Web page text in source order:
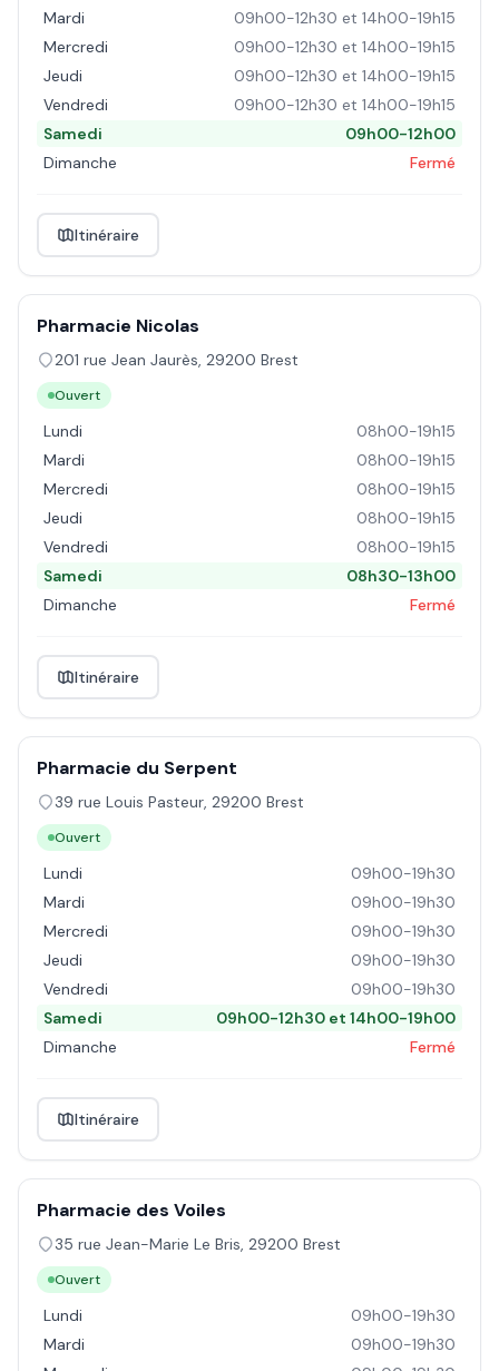
Mardi
09h00-12h30 et 14h00-19h15
Mercredi
09h00-12h30 et 14h00-19h15
Jeudi
09h00-12h30 et 14h00-19h15
Vendredi
09h00-12h30 et 14h00-19h15
Samedi
09h00-12h00
Dimanche
Fermé
Itinéraire
Pharmacie Nicolas
201 rue Jean Jaurès, 29200 Brest
Ouvert
Lundi
08h00-19h15
Mardi
08h00-19h15
Mercredi
08h00-19h15
Jeudi
08h00-19h15
Vendredi
08h00-19h15
Samedi
08h30-13h00
Dimanche
Fermé
Itinéraire
Pharmacie du Serpent
39 rue Louis Pasteur, 29200 Brest
Ouvert
Lundi
09h00-19h30
Mardi
09h00-19h30
Mercredi
09h00-19h30
Jeudi
09h00-19h30
Vendredi
09h00-19h30
Samedi
09h00-12h30 et 14h00-19h00
Dimanche
Fermé
Itinéraire
Pharmacie des Voiles
35 rue Jean-Marie Le Bris, 29200 Brest
Ouvert
Lundi
09h00-19h30
Mardi
09h00-19h30